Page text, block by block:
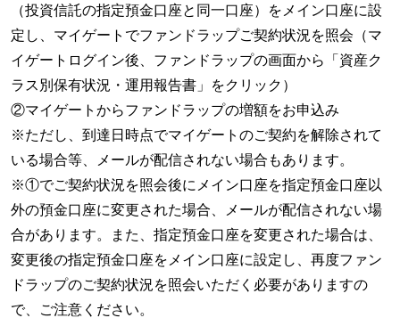
（投資信託の指定預金口座と同一口座）をメイン口座に設
定し、マイゲートでファンドラップご契約状況を照会（マ
イゲートログイン後、ファンドラップの画面から「資産ク
ラス別保有状況・運用報告書」をクリック）
②マイゲートからファンドラップの増額をお申込み
※ただし、到達日時点でマイゲートのご契約を解除されて
いる場合等、メールが配信されない場合もあります。
※①でご契約状況を照会後にメイン口座を指定預金口座以
外の預金口座に変更された場合、メールが配信されない場
合があります。また、指定預金口座を変更された場合は、
変更後の指定預金口座をメイン口座に設定し、再度ファン
ドラップのご契約状況を照会いただく必要がありますの
で、ご注意ください。